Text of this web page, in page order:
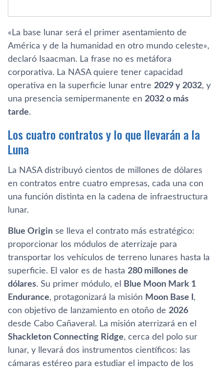
«La base lunar será el primer asentamiento de
América y de la humanidad en otro mundo celeste»,
declaró Isaacman. La frase no es metáfora
corporativa. La NASA quiere tener capacidad
operativa en la superficie lunar entre 2029 y 2032, y
una presencia semipermanente en 2032 o más
tarde.
Los cuatro contratos y lo que llevarán a la
Luna
La NASA distribuyó cientos de millones de dólares
en contratos entre cuatro empresas, cada una con
una función distinta en la cadena de infraestructura
lunar.
Blue Origin se lleva el contrato más estratégico:
proporcionar los módulos de aterrizaje para
transportar los vehículos de terreno lunares hasta la
superficie. El valor es de hasta 280 millones de
dólares. Su primer módulo, el
Blue Moon Mark 1
Endurance, protagonizará la misión Moon Base I ,
con objetivo de lanzamiento en otoño de 2026
desde Cabo Cañaveral. La misión aterrizará en el
Shackleton Connecting Ridge, cerca del polo sur
lunar, y llevará dos instrumentos científicos: las
cámaras estéreo para estudiar el impacto de los